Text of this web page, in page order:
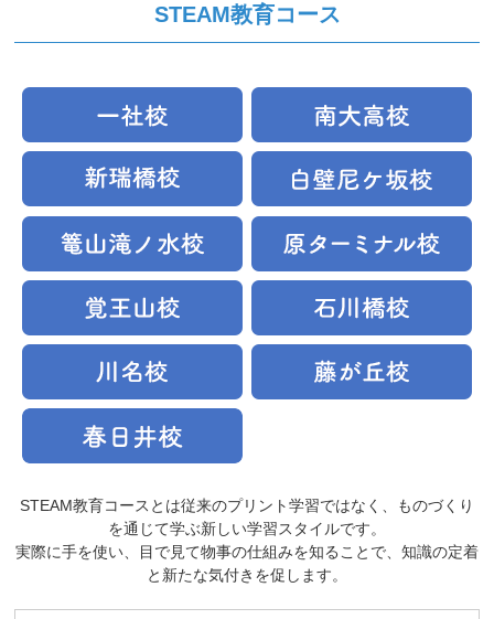
STEAM教育コース
STEAM教育コースとは従来のプリント学習ではなく、ものづくり
を通じて学ぶ新しい学習スタイルです。
実際に手を使い、目で見て物事の仕組みを知ることで、知識の定着
と新たな気付きを促します。